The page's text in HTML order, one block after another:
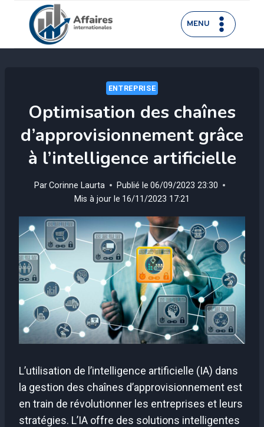
contenu
MENU
ENTREPRISE
Optimisation des chaînes
d’approvisionnement grâce
à l’intelligence artificielle
ParCorinne Laurta Publié le 06/09/2023 23:30
Mis à jour le 16/11/2023 17:21
L’utilisation de l’intelligence artificielle (IA) dans
la gestion des chaînes d’approvisionnement est
en train de révolutionner les entreprises et leurs
stratégies. L’IA offre des solutions intelligentes